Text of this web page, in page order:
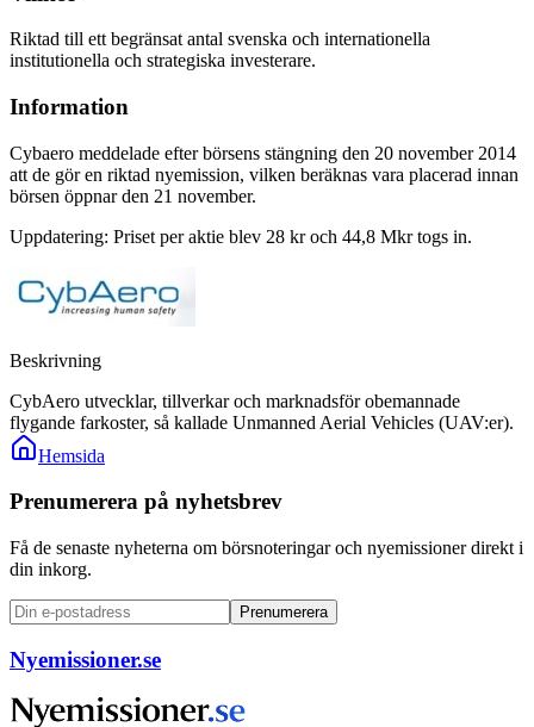
Riktad till ett begränsat antal svenska och internationella
institutionella och strategiska investerare.
Information
Cybaero meddelade efter börsens stängning den 20 november 2014
att de gör en riktad nyemission, vilken beräknas vara placerad innan
börsen öppnar den 21 november.
Uppdatering: Priset per aktie blev 28 kr och 44,8 Mkr togs in.
Beskrivning
CybAero utvecklar, tillverkar och marknadsför obemannade
flygande farkoster, så kallade Unmanned Aerial Vehicles (UAV:er).
Hemsida
Prenumerera på nyhetsbrev
Få de senaste nyheterna om börsnoteringar och nyemissioner direkt i
din inkorg.
Prenumerera
Nyemissioner.se